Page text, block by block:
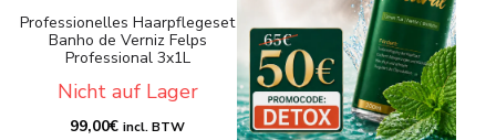
Professionelles Haarpflegeset
Banho de Verniz Felps
Professional 3x1L
Nicht auf Lager
99,00€ incl. BTW